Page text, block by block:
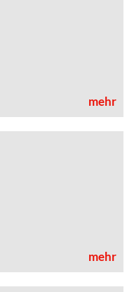
mehr
mehr